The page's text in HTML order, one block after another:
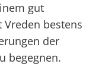
gut
bestens
der
begegnen.